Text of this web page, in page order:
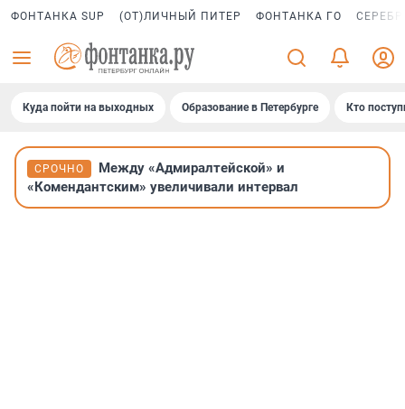
ФОНТАНКА SUP (ОТ)ЛИЧНЫЙ ПИТЕР ФОНТАНКА ГО
Куда пойти на выходных Образование в Петербурге Кто
СРОЧНО
Между «Адмиралтейской» и
«Комендантским» увеличивали интервал